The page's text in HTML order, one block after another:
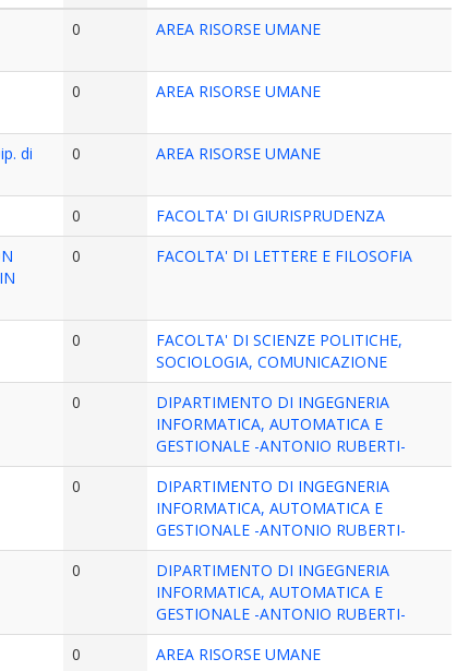
0 AREA RISORSE UMANE
0 AREA RISORSE UMANE
di
0 AREA RISORSE UMANE
0
FACOLTA' DI GIURISPRUDENZA
0 FACOLTA' DI LETTERE E FILOSOFIA
0
FACOLTA' DI SCIENZE POLITICHE,
SOCIOLOGIA, COMUNICAZIONE
0
DIPARTIMENTO DI INGEGNERIA
INFORMATICA, AUTOMATICA E
GESTIONALE -ANTONIO RUBERTI-
0
DIPARTIMENTO DI INGEGNERIA
INFORMATICA, AUTOMATICA E
GESTIONALE -ANTONIO RUBERTI-
0
DIPARTIMENTO DI INGEGNERIA
INFORMATICA, AUTOMATICA E
GESTIONALE -ANTONIO RUBERTI-
0 AREA RISORSE UMANE